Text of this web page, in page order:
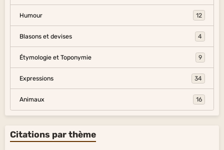
Humour 12
Blasons et devises 4
Étymologie et Toponymie 9
Expressions 34
Animaux 16
Citations par thème